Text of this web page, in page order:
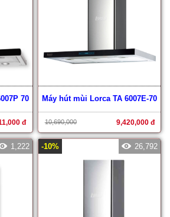
70
đ
Máy hút mùi Lorca TA 6007E-70
10,690,000 9,420,000 đ
1,222 -10% 26,792